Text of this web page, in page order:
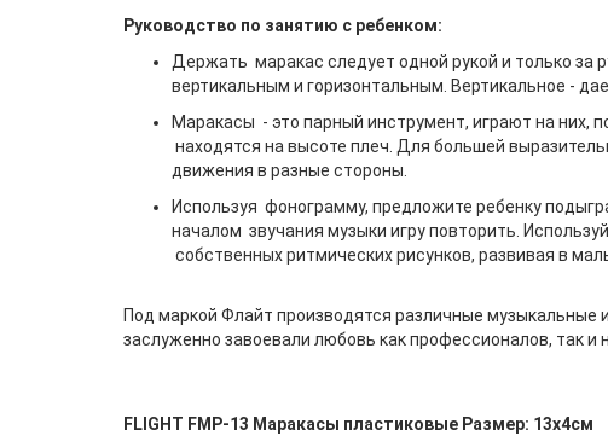
Руководство по занятию с ребенком:
Держать маракас следует одной рукой и только за
вертикальным и горизонтальным. Вертикальное -
Маракасы - это парный инструмент, играют на них,
находятся на высоте плеч. Для большей
движения в разные стороны.
Используя фонограмму, предложите ребенку
началом звучания музыки игру повторить.
собственных ритмических рисунков, развивая в
Под маркой Флайт производятся различные музыкальные
заслуженно завоевали любовь как профессионалов, так
FLIGHT FMP-13 Маракасы пластиковые Размер: 13х4см